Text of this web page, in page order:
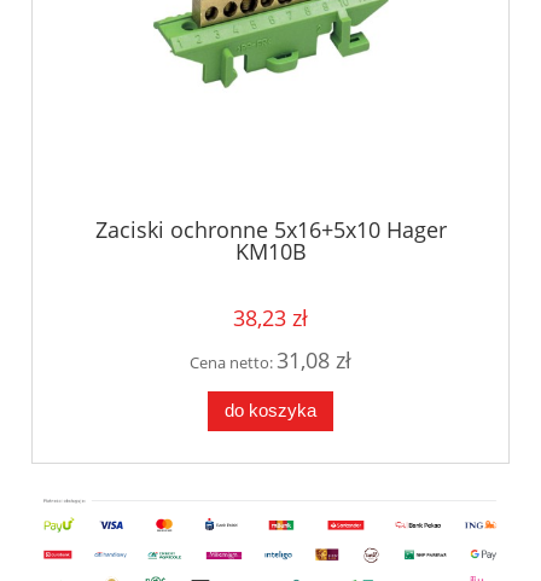
Zaciski ochronne 5x16+5x10 Hager
KM10B
38,23 zł
Cena netto:31,08 zł
do koszyka